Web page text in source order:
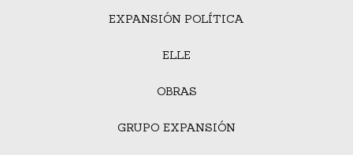
EXPANSIÓN POLÍTICA
ELLE
OBRAS
GRUPO EXPANSIÓN